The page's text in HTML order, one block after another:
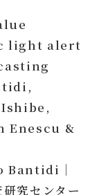
light alert
Enescu &
Bantidi｜
究センター